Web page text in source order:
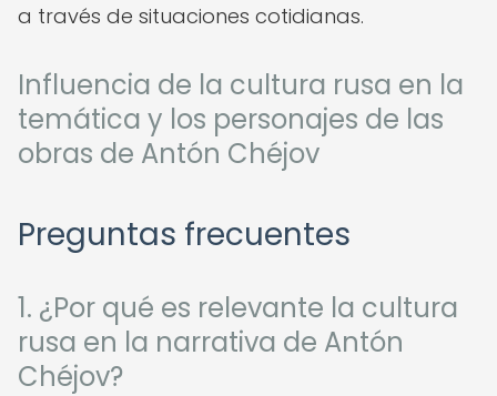
a través de situaciones cotidianas.
Influencia de la cultura rusa en la
temática y los personajes de las
obras de Antón Chéjov
Preguntas frecuentes
1. ¿Por qué es relevante la cultura
rusa en la narrativa de Antón
Chéjov?